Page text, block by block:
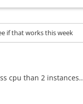
if that works this week
cpu than 2 instances..